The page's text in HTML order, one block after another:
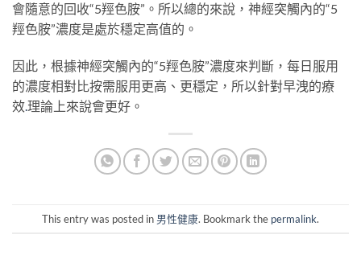
會隨意的回收“5羥色胺”。所以總的來說，神經突觸內的“5
羥色胺”濃度是處於穩定高值的。
因此，根據神經突觸內的“5羥色胺”濃度來判斷，每日服用
的濃度相對比按需服用更高、更穩定，所以針對早洩的療
效.理論上來說會更好。
This entry was posted in 男性健康. Bookmark the permalink.